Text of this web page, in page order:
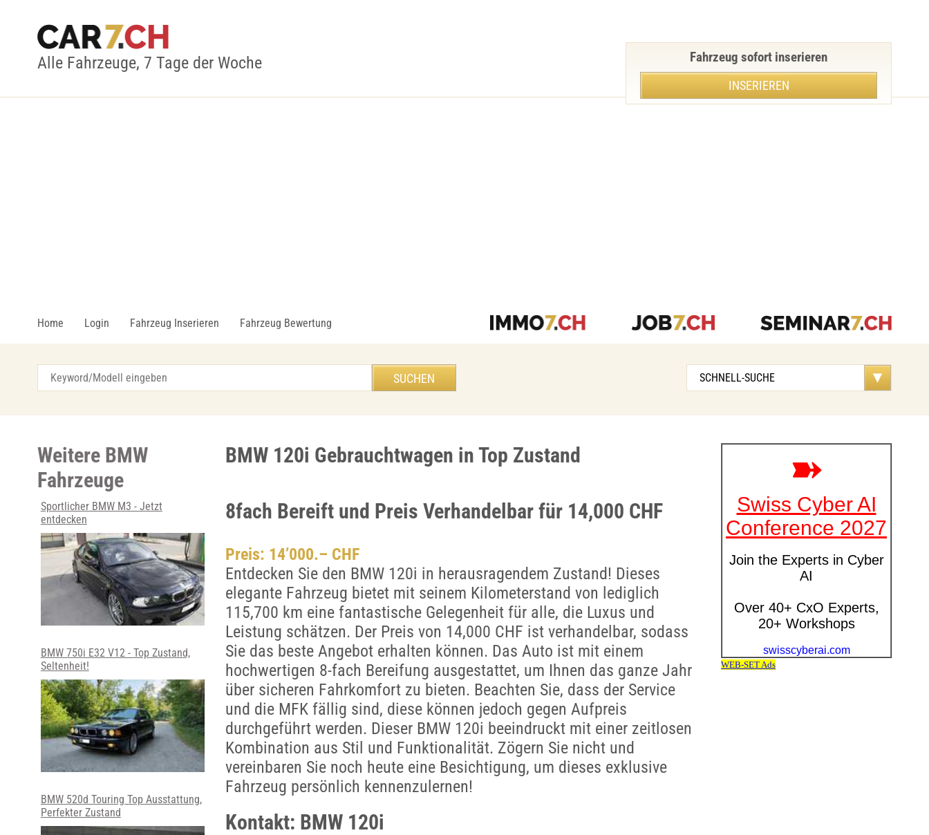
Alle Fahrzeuge, 7 Tage der Woche
Home Login Fahrzeug Inserieren Fahrzeug Bewertung
Fahrzeug sofort inserieren
INSERIEREN
BMW 120i Gebrauchtwagen in Top Zustand
8fach Bereift und Preis Verhandelbar für 14,000 CHF
Preis: 14’000.– CHF
Entdecken Sie den BMW 120i in herausragendem Zustand! Dieses
elegante Fahrzeug bietet mit seinem Kilometerstand von lediglich
115,700 km eine fantastische Gelegenheit für alle, die Luxus und
Leistung schätzen. Der Preis von 14,000 CHF ist verhandelbar, sodass
Sie das beste Angebot erhalten können. Das Auto ist mit einem
hochwertigen 8-fach Bereifung ausgestattet, um Ihnen das ganze Jahr
über sicheren Fahrkomfort zu bieten. Beachten Sie, dass der Service
und die MFK fällig sind, diese können jedoch gegen Aufpreis
durchgeführt werden. Dieser BMW 120i beeindruckt mit einer zeitlosen
Kombination aus Stil und Funktionalität. Zögern Sie nicht und
vereinbaren Sie noch heute eine Besichtigung, um dieses exklusive
Fahrzeug persönlich kennenzulernen!
Kontakt: BMW 120i
Weitere BMW
Fahrzeuge
Sportlicher BMW M3 - Jetzt
entdecken
BMW 750i E32 V12 - Top Zustand,
Seltenheit!
BMW 520d Touring Top Ausstattung,
Perfekter Zustand